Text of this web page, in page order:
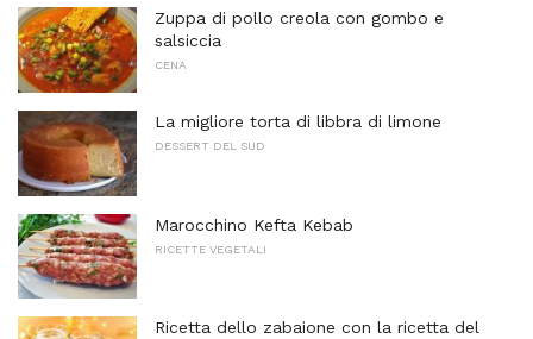
Zuppa di pollo creola con gombo e
salsiccia
CENA
La migliore torta di libbra di limone
DESSERT DEL SUD
Marocchino Kefta Kebab
RICETTE VEGETALI
Ricetta dello zabaione con la ricetta del